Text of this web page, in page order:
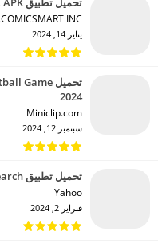
COMICSMART INC.‏
يناير 14, 2024
2024
Miniclip.com‏
سبتمبر 12, 2024
تحميل تطبيق Yahoo Search مهكر للاندرويد 2024
Yahoo‏
فبراير 2, 2024